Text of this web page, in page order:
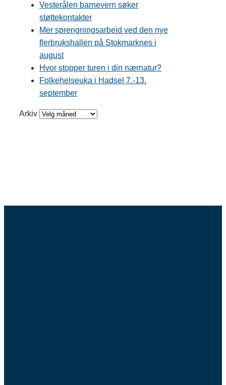
Vesterålen barnevern søker
støttekontakter
Mer sprengningsarbeid ved den nye
flerbrukshallen på Stokmarknes i
august
Hvor stopper turen i din nærnatur?
Folkehelseuka i Hadsel 7.-13.
september
Arkiv